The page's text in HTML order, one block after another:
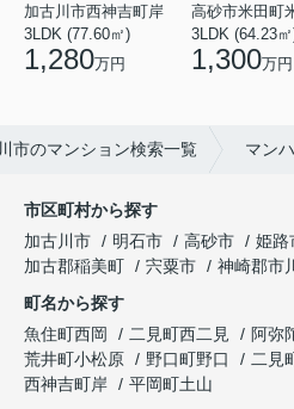
加古川市西神吉町岸
3LDK (77.60㎡)
1,280万円
高砂市米田町
3LDK (64.23
1,300万円
市のマンション検索一覧 マン
市区町村から探す
加古川市
明石市 高砂市 姫路
加古郡稲美町
宍粟市
神崎郡市
町名から探す
魚住町西岡
二見町西二見 阿弥
荒井町小松原
野口町野口 二見
西神吉町岸
平岡町土山